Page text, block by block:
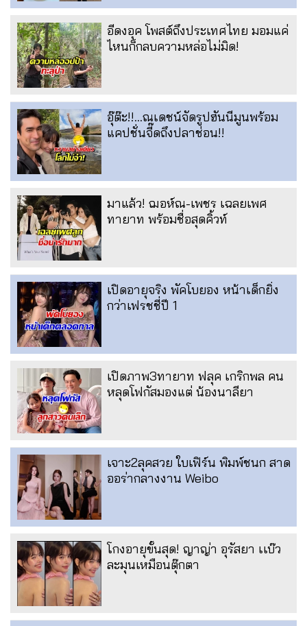
อีดงอุค โพสต์ถึงประเทศไทย มอมแค่
ไหนก็กลบความหล่อไม่มิด!
อุ๊ต๊ะ!!...ณเดชน์จัดรูปฮันนีมูนพร้อม
แคปชั่นจี๊ดถึงปลาช่อน!!
มาแล้ว! ฌอห์ณ-เพชร เฉลยเพศ
ทายาท พร้อมชื่อสุดคิ้วท์
เปิดอายุจริง พัคโบยอง หน้าเด็กยิ่ง
กว่าเฟรชชี่ปี 1
เปิดภาพ3ทายาท ฟลุค เกริกพล คน
หลุดโฟกัสมองแต่ น้องนาลียา
เจาะ2ลุคสวย ใบเฟิร์น พิมพ์ชนก สาด
ออร่ากลางงาน Weibo
โกงอายุขั้นสุด! ญาญ่า อุรัสยา เเบ๊ว
ละมุนเหมือนตุ๊กตา